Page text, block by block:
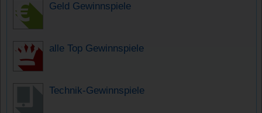
Geld Gewinnspiele
alle Top Gewinnspiele
Technik-Gewinnspiele